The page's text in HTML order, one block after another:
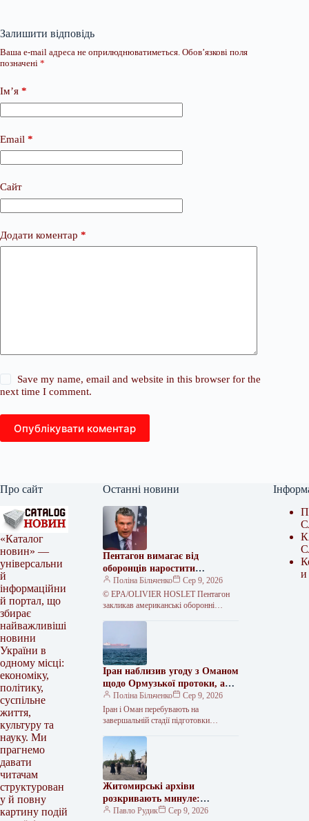
Залишити відповідь
Ваша e-mail адреса не оприлюднюватиметься. Обов’язкові поля
позначені *
Ім’я *
Email *
Сайт
Додати коментар *
Save my name, email and website in this browser for the
next time I comment.
Опублікувати коментар
Про сайт
«Каталог
новин» —
універсальни
й
інформаційни
й портал, що
збирає
найважливіші
новини
України в
одному місці:
економіку,
політику,
суспільне
життя,
культуру та
науку. Ми
прагнемо
давати
читачам
структурован
у й повну
картину подій
Останні новини
Пентагон вимагає від
оборонців наростити
виробництво боєприпасів
Поліна Більченко
Сер 9, 2026
© EPA/OLIVIER HOSLET Пентагон
закликав американські оборонні
скоротилися
Іран наблизив угоду з Оманом
щодо Ормузької протоки, але
поставив нові умови
Поліна Більченко
Сер 9, 2026
Іран і Оман перебувають на
завершальній стадії підготовки
маршруту через Ормузьку протоку. За
попередньою схемою, судна мали…
Житомирські архіви
розкривають минуле:
унікальні фото покажуть
Павло Рудик
Сер 9, 2026
и